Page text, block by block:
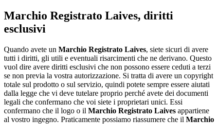
Marchio Registrato Laives, diritti
esclusivi
Quando avete un Marchio Registrato Laives, siete sicuri di avere
tutti i diritti, gli utili e eventuali risarcimenti che ne derivano. Questo
vuol dire avere diritti esclusivi che non possono essere ceduti a terzi
se non previa la vostra autorizzazione. Si tratta di avere un copyright
totale sul prodotto o sul servizio, quindi potete sempre essere aiutati
dalla legge che vi deve tutelare proprio perché avete dei documenti
legali che confermano che voi siete i proprietari unici. Essi
confermano che il logo o il Marchio Registrato Laives appartiene
al vostro ingegno. Praticamente possiamo riassumere che il Marchio